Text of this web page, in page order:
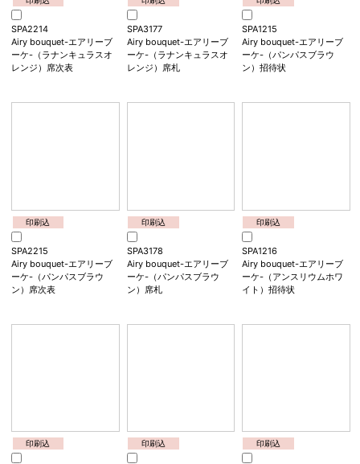
SPA2213
Airy bouquet-エアリーブ
ーケ-（アネモネブルー）
席次表
SPA3176
Airy bouquet-エアリーブ
ーケ-（アネモネブルー）
席札
SPA1214
Airy bouquet-エアリーブ
ーケ-（ラナンキュラスオ
レンジ）招待状
印刷込
SPA2214
Airy bouquet-エアリーブ
ーケ-（ラナンキュラスオ
レンジ）席次表
印刷込
SPA3177
Airy bouquet-エアリーブ
ーケ-（ラナンキュラスオ
レンジ）席札
印刷込
SPA1215
Airy bouquet-エアリーブ
ーケ-（パンパスブラウ
ン）招待状
印刷込
SPA2215
印刷込
SPA3178
印刷込
SPA1216